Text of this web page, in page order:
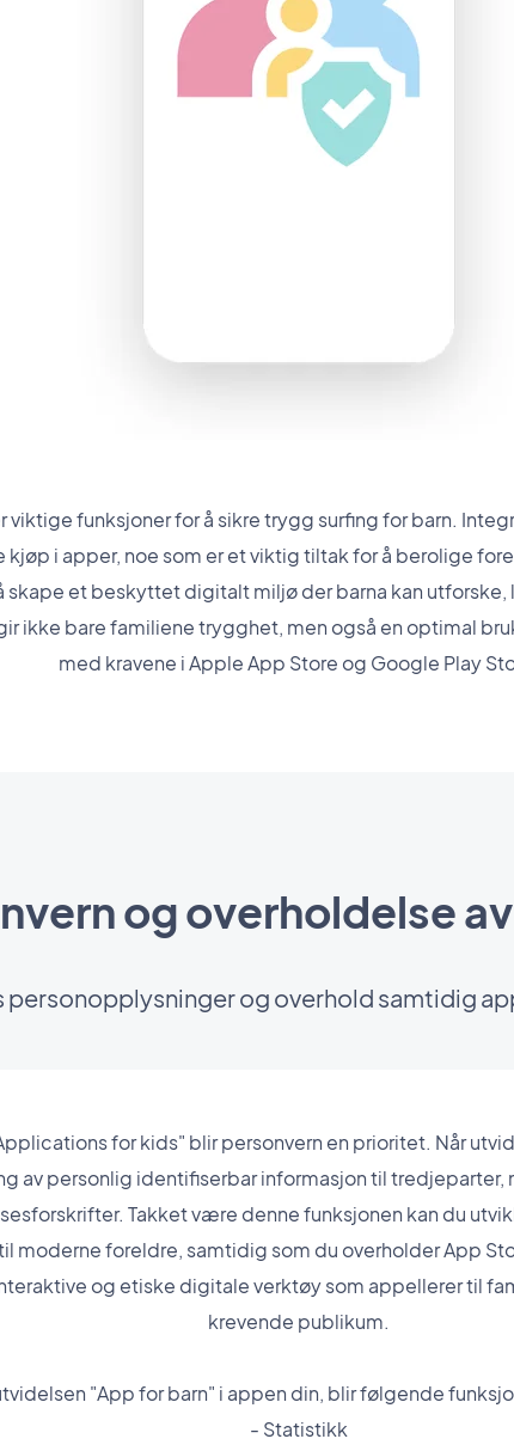
viktige funksjoner for å sikre trygg surfing for barn.
kjøp i apper, noe som er et viktig tiltak for å berolige
skape et beskyttet digitalt miljø der barna kan
ikke bare familiene trygghet, men også en optimal
med kravene i Apple App Store og Google Play
og overholdelse
personopplysninger og overhold samtidig
for kids" blir personvern en prioritet. Når
av personlig identifiserbar informasjon til tredjeparter,
Takket være denne funksjonen kan du
moderne foreldre, samtidig som du overholder App
og etiske digitale verktøy som appellerer til
krevende publikum.
"App for barn" i appen din, blir følgende
- Statistikk